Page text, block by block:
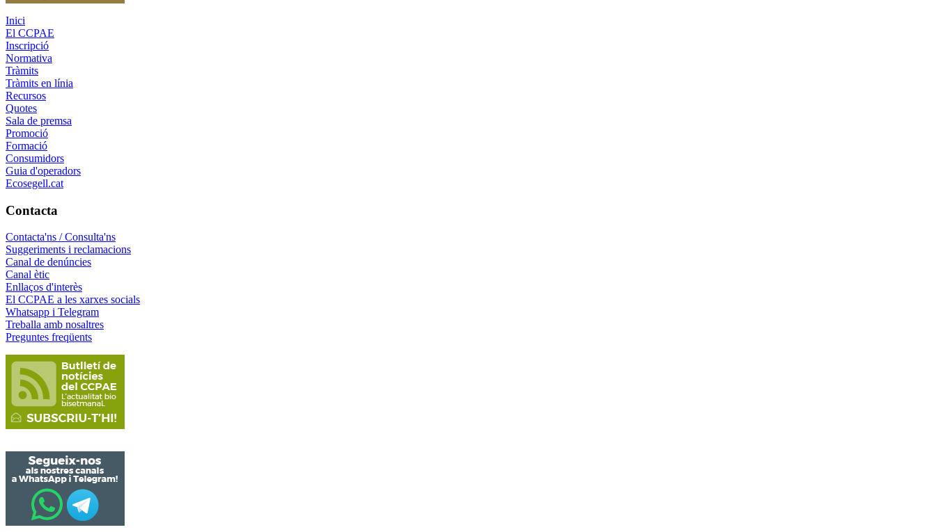
Inici
El CCPAE
Inscripció
Normativa
Tràmits
Tràmits en línia
Recursos
Quotes
Sala de premsa
Promoció
Formació
Consumidors
Guia d'operadors
Ecosegell.cat
Contacta
Contacta'ns / Consulta'ns
Suggeriments i reclamacions
Canal de denúncies
Canal ètic
Enllaços d'interès
El CCPAE a les xarxes socials
Whatsapp i Telegram
Treballa amb nosaltres
Preguntes freqüents